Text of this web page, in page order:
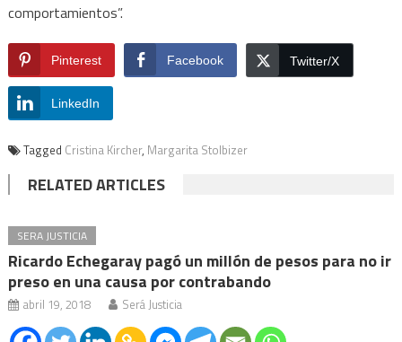
comportamientos”.
Pinterest Facebook Twitter/X
LinkedIn
Tagged Cristina Kircher, Margarita Stolbizer
RELATED ARTICLES
SERA JUSTICIA
Ricardo Echegaray pagó un millón de pesos para no ir
preso en una causa por contrabando
abril 19, 2018 Será Justicia